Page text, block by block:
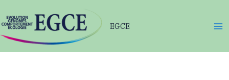
au
contenu
EGCE